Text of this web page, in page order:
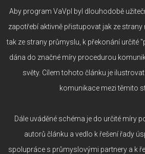
Aby program VaVpI byl dlouhodobě
zapotřebí aktivně přistupovat jak ze strany
tak ze strany průmyslu, k překonání určité
dána do značné míry procedurou
světy. Cílem tohoto článku je
komunikace mezi těmito
Dále uváděné schéma je do určité míry
autorů článku a vedlo k řešení řady
spolupráce s průmyslovými partnery a k